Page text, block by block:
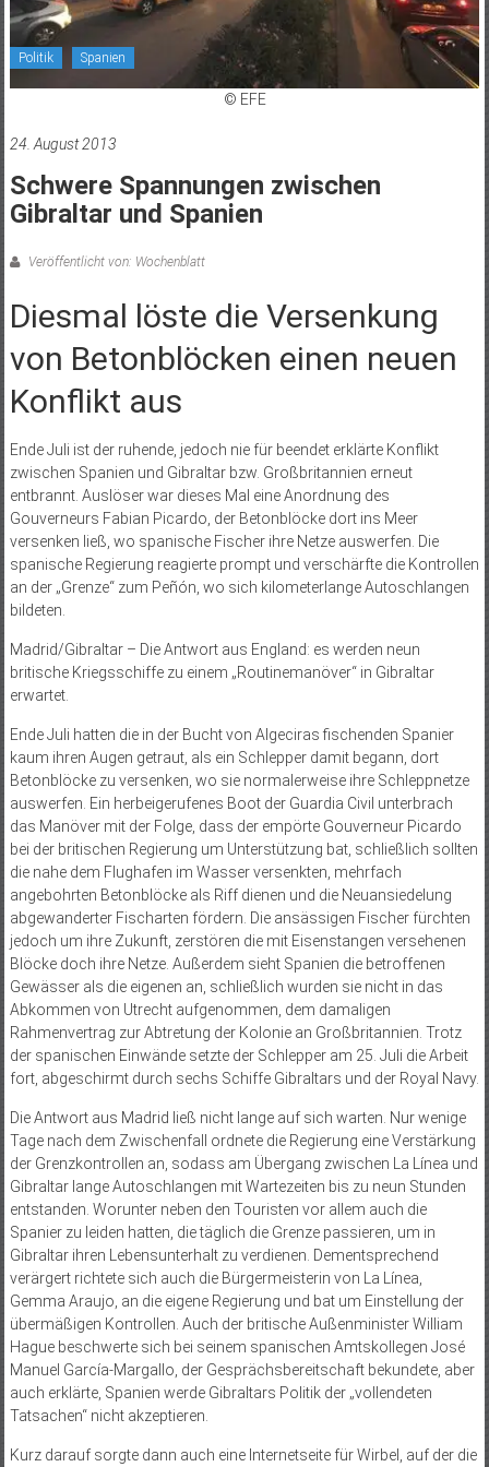
Politik Spanien
© EFE
24. August 2013
Schwere Spannungen zwischen
Gibraltar und Spanien
Veröffentlicht von: Wochenblatt
Diesmal löste die Versenkung
von Betonblöcken einen neuen
Konflikt aus
Ende Juli ist der ruhende, jedoch nie für beendet erklärte Konflikt
zwischen Spanien und Gibraltar bzw. Großbritannien erneut
entbrannt. Auslöser war dieses Mal eine Anordnung des
Gouverneurs Fabian Picardo, der Betonblöcke dort ins Meer
versenken ließ, wo spanische Fischer ihre Netze auswerfen. Die
spanische Regierung reagierte prompt und verschärfte die Kontrollen
an der „Grenze“ zum Peñón, wo sich kilometerlange Autoschlangen
bildeten.
Madrid/Gibraltar – Die Antwort aus England: es werden neun
britische Kriegsschiffe zu einem „Routinemanöver“ in Gibraltar
erwartet.
Ende Juli hatten die in der Bucht von Algeciras fischenden Spanier
kaum ihren Augen getraut, als ein Schlepper damit begann, dort
Betonblöcke zu versenken, wo sie normalerweise ihre Schleppnetze
auswerfen. Ein herbeigerufenes Boot der Guardia Civil unterbrach
das Manöver mit der Folge, dass der empörte Gouverneur Picardo
bei der britischen Regierung um Unterstützung bat, schließlich sollten
die nahe dem Flughafen im Wasser versenkten, mehrfach
angebohrten Betonblöcke als Riff dienen und die Neuansiedelung
abgewanderter Fischarten fördern. Die ansässigen Fischer fürchten
jedoch um ihre Zukunft, zerstören die mit Eisenstangen versehenen
Blöcke doch ihre Netze. Außerdem sieht Spanien die betroffenen
Gewässer als die eigenen an, schließlich wurden sie nicht in das
Abkommen von Utrecht aufgenommen, dem damaligen
Rahmenvertrag zur Abtretung der Kolonie an Großbritannien. Trotz
der spanischen Einwände setzte der Schlepper am 25. Juli die Arbeit
fort, abgeschirmt durch sechs Schiffe Gibraltars und der Royal Navy.
Die Antwort aus Madrid ließ nicht lange auf sich warten. Nur wenige
Tage nach dem Zwischenfall ordnete die Regierung eine Verstärkung
der Grenzkontrollen an, sodass am Übergang zwischen La Línea und
Gibraltar lange Autoschlangen mit Wartezeiten bis zu neun Stunden
entstanden. Worunter neben den Touristen vor allem auch die
Spanier zu leiden hatten, die täglich die Grenze passieren, um in
Gibraltar ihren Lebensunterhalt zu verdienen. Dementsprechend
verärgert richtete sich auch die Bürgermeisterin von La Línea,
Gemma Araujo, an die eigene Regierung und bat um Einstellung der
übermäßigen Kontrollen. Auch der britische Außenminister William
Hague beschwerte sich bei seinem spanischen Amtskollegen José
Manuel García-Margallo, der Gesprächsbereitschaft bekundete, aber
auch erklärte, Spanien werde Gibraltars Politik der „vollendeten
Tatsachen“ nicht akzeptieren.
Kurz darauf sorgte dann auch eine Internetseite für Wirbel, auf der die